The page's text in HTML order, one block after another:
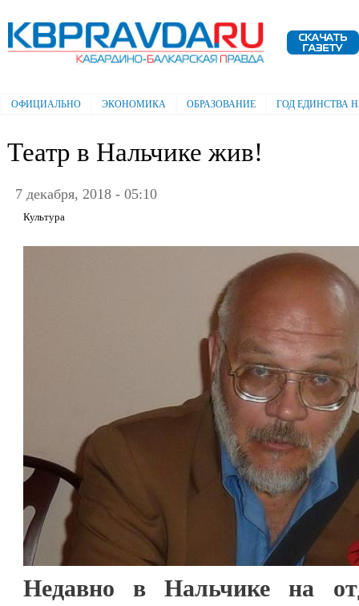
Электронная газета "Кабардино-
Балкарская правда"
Главное меню
ОФИЦИАЛЬНО ЭКОНОМИКА ОБРАЗОВАНИЕ ГОД ЕДИНСТВА
Театр в Нальчике жив!
7 декабря, 2018 - 05:10
Культура
Недавно в Нальчике на